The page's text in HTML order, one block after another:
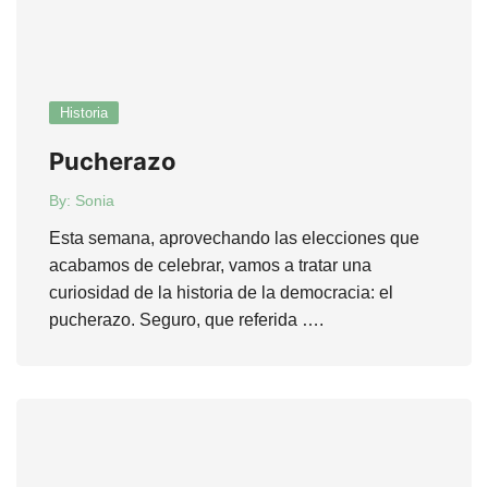
Historia
Pucherazo
By: Sonia
Esta semana, aprovechando las elecciones que
acabamos de celebrar, vamos a tratar una
curiosidad de la historia de la democracia: el
pucherazo. Seguro, que referida ….